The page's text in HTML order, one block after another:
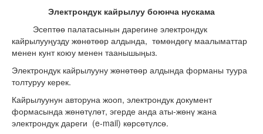
Электрондук кайрылуу боюнча нускама
Эсептөө палатасынын дарегине электрондук
кайрылууңузду жөнөтөөр алдында, төмөндөгү маалыматтар
менен кунт коюу менен таанышыңыз.
Электрондук кайрылууну жөнөтөөр алдында форманы туура
толтуруу керек.
Кайрылуунун авторуна жооп, электрондук документ
формасында жөнөтүлөт, эгерде анда аты-жөнү жана
электрондук дареги (e-mail) көрсөтүлсө.